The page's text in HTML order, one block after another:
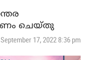
ചെയ്തു
17, 2022 8:36 pm